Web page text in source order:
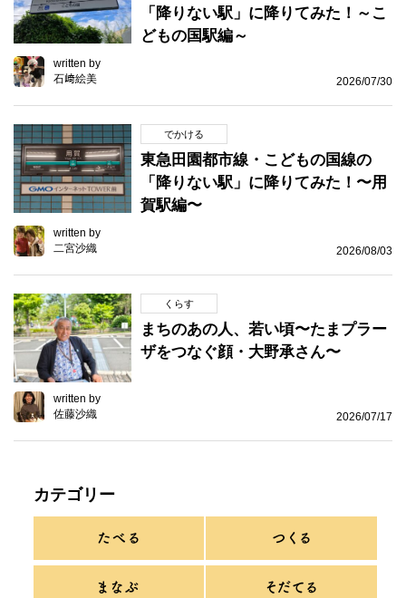
「降りない駅」に降りてみた！～こ
どもの国駅編～
written by
石﨑絵美
2026/07/30
でかける
東急田園都市線・こどもの国線の
「降りない駅」に降りてみた！〜用
賀駅編〜
written by
二宮沙織
2026/08/03
くらす
まちのあの人、若い頃〜たまプラー
ザをつなぐ顔・大野承さん〜
written by
佐藤沙織
2026/07/17
カテゴリー